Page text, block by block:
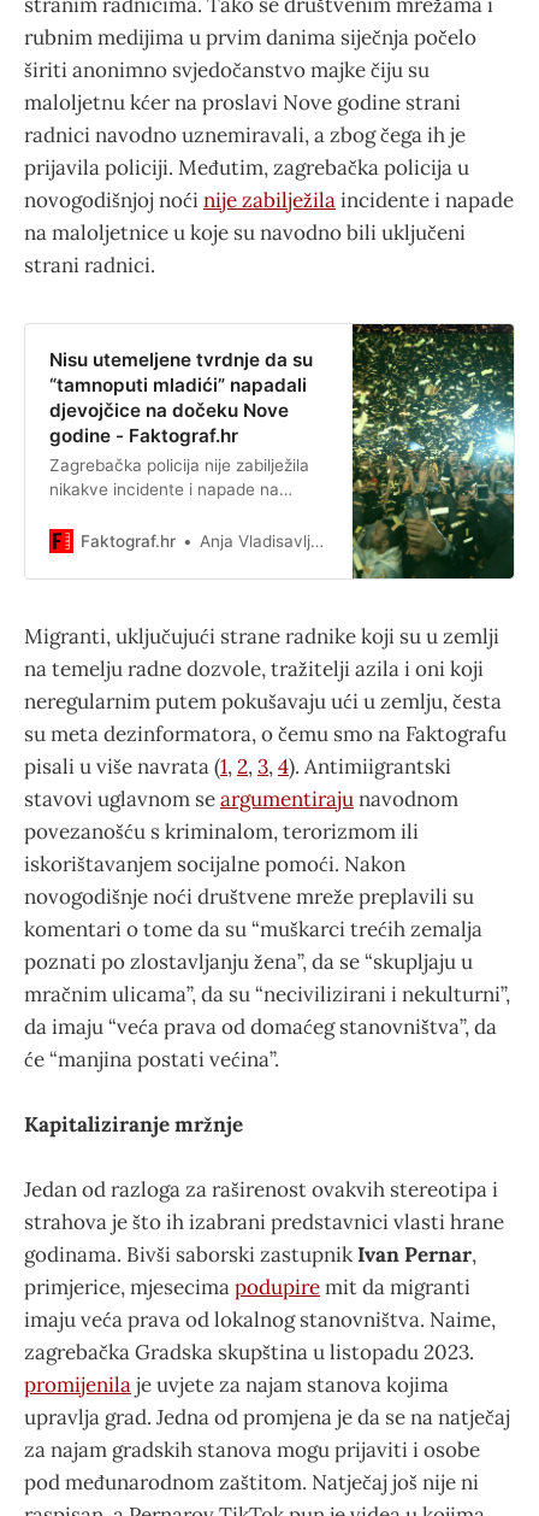
rubnim medijima u prvim danima siječnja počelo
širiti anonimno svjedočanstvo majke čiju su
maloljetnu kćer na proslavi Nove godine strani
radnici navodno uznemiravali, a zbog čega ih je
prijavila policiji. Međutim, zagrebačka policija u
novogodišnjoj noćinije zabilježilaincidente i napade
na maloljetnice u koje su navodno bili uključeni
strani radnici.
Nisu utemeljene tvrdnje da su
“tamnoputi mladići” napadali
djevojčice na dočeku Nove
godine - Faktograf.hr
Zagrebačka policija nije zabilježila
nikakve incidente i napade na
uključeni strani radnici u
Faktograf.hr Anja Vladisavljević
Migranti, uključujući strane radnike koji su u zemlji
na temelju radne dozvole, tražitelji azila i oni koji
neregularnim putem pokušavaju ući u zemlju, česta
su meta dezinformatora, o čemu smo na Faktografu
pisali u više navrata (1,2,3,4). Antimiigrantski
stavovi uglavnom seargumentirajunavodnom
povezanošću s kriminalom, terorizmom ili
iskorištavanjem socijalne pomoći. Nakon
novogodišnje noći društvene mreže preplavili su
komentari o tome da su “muškarci trećih zemalja
poznati po zlostavljanju žena”, da se “skupljaju u
mračnim ulicama”, da su “necivilizirani i nekulturni”,
da imaju “veća prava od domaćeg stanovništva”, da
će “manjina postati većina”.
Kapitaliziranje mržnje
Jedan od razloga za raširenost ovakvih stereotipa i
strahova je što ih izabrani predstavnici vlasti hrane
godinama. Bivši saborski zastupnikIvan Pernar,
primjerice, mjesecimapodupiremit da migranti
imaju veća prava od lokalnog stanovništva. Naime,
zagrebačka Gradska skupština u listopadu 2023.
promijenilaje uvjete za najam stanova kojima
upravlja grad. Jedna od promjena je da se na natječaj
za najam gradskih stanova mogu prijaviti i osobe
pod međunarodnom zaštitom. Natječaj još nije ni